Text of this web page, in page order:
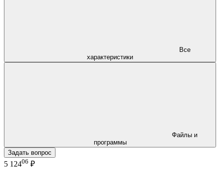
характеристики
программы
Задать вопрос
5 12406 ₽